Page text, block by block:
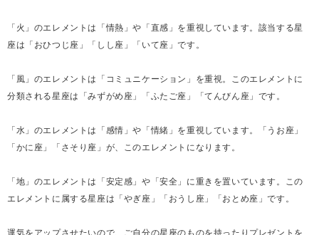
「火」のエレメントは「情熱」や「直感」を重視しています。該当する星
座は「おひつじ座」「しし座」「いて座」です。
「風」のエレメントは「コミュニケーション」を重視。このエレメントに
分類される星座は「みずがめ座」「ふたご座」「てんびん座」です。
「水」のエレメントは「感情」や「情緒」を重視しています。「うお座」
「かに座」「さそり座」が、このエレメントになります。
「地」のエレメントは「安定感」や「安全」に重きを置いています。この
エレメントに属する星座は「やぎ座」「おうし座」「おとめ座」です。
運気をアップさせたいので、ご自分の星座のものを持ったりプレゼントを